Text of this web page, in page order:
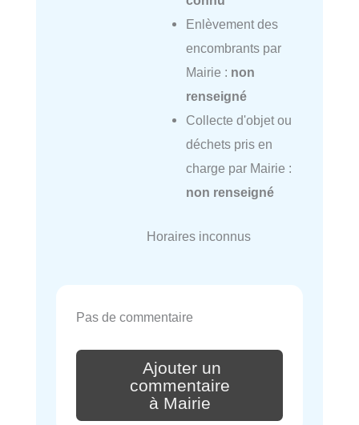
Enlèvement des
encombrants par
Mairie : non
renseigné
Collecte d'objet ou
déchets pris en
charge par Mairie :
non renseigné
Horaires inconnus
Pas de commentaire
Ajouter un
commentaire
à Mairie